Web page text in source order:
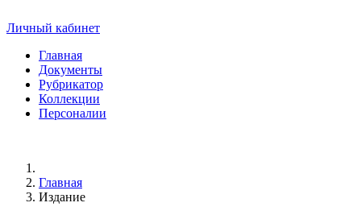
Личный кабинет
Главная
Документы
Рубрикатор
Коллекции
Персоналии
Главная
Издание